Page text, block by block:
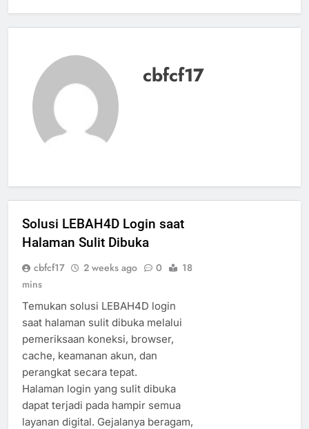
cbfcf17
Solusi LEBAH4D Login saat
Halaman Sulit Dibuka
cbfcf17 2 weeks ago 0
18
mins
Temukan solusi LEBAH4D login
saat halaman sulit dibuka melalui
pemeriksaan koneksi, browser,
cache, keamanan akun, dan
perangkat secara tepat.
Halaman login yang sulit dibuka
dapat terjadi pada hampir semua
layanan digital. Gejalanya beragam,